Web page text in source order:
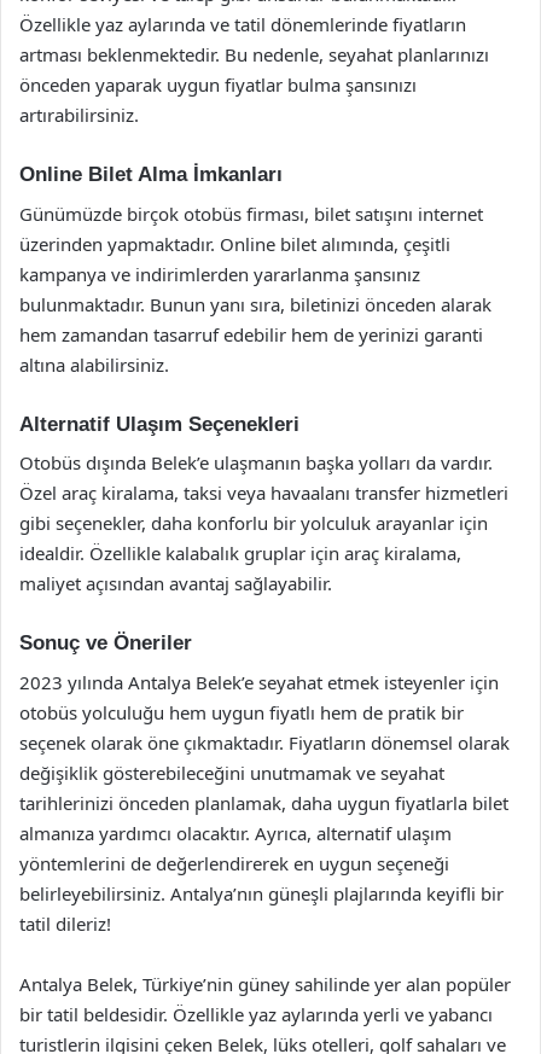
Özellikle yaz aylarında ve tatil dönemlerinde fiyatların
artması beklenmektedir. Bu nedenle, seyahat planlarınızı
önceden yaparak uygun fiyatlar bulma şansınızı
artırabilirsiniz.
Online Bilet Alma İmkanları
Günümüzde birçok otobüs firması, bilet satışını internet
üzerinden yapmaktadır. Online bilet alımında, çeşitli
kampanya ve indirimlerden yararlanma şansınız
bulunmaktadır. Bunun yanı sıra, biletinizi önceden alarak
hem zamandan tasarruf edebilir hem de yerinizi garanti
altına alabilirsiniz.
Alternatif Ulaşım Seçenekleri
Otobüs dışında Belek’e ulaşmanın başka yolları da vardır.
Özel araç kiralama, taksi veya havaalanı transfer hizmetleri
gibi seçenekler, daha konforlu bir yolculuk arayanlar için
idealdir. Özellikle kalabalık gruplar için araç kiralama,
maliyet açısından avantaj sağlayabilir.
Sonuç ve Öneriler
2023 yılında Antalya Belek’e seyahat etmek isteyenler için
otobüs yolculuğu hem uygun fiyatlı hem de pratik bir
seçenek olarak öne çıkmaktadır. Fiyatların dönemsel olarak
değişiklik gösterebileceğini unutmamak ve seyahat
tarihlerinizi önceden planlamak, daha uygun fiyatlarla bilet
almanıza yardımcı olacaktır. Ayrıca, alternatif ulaşım
yöntemlerini de değerlendirerek en uygun seçeneği
belirleyebilirsiniz. Antalya’nın güneşli plajlarında keyifli bir
tatil dileriz!
Antalya Belek, Türkiye’nin güney sahilinde yer alan popüler
bir tatil beldesidir. Özellikle yaz aylarında yerli ve yabancı
turistlerin ilgisini çeken Belek, lüks otelleri, golf sahaları ve